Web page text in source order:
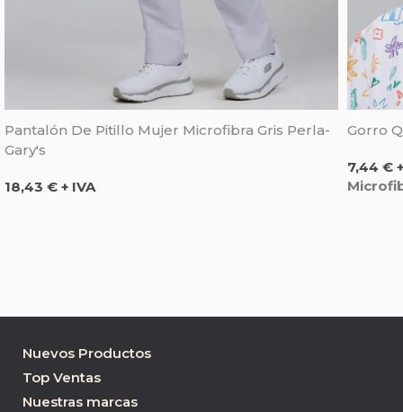
Pantalón De Pitillo Mujer Microfibra Gris Perla-
Gary's
Precio
18,43 € + IVA
Gorro
Precio
7,44 €
Nuevos Productos
Top Ventas
Nuestras marcas